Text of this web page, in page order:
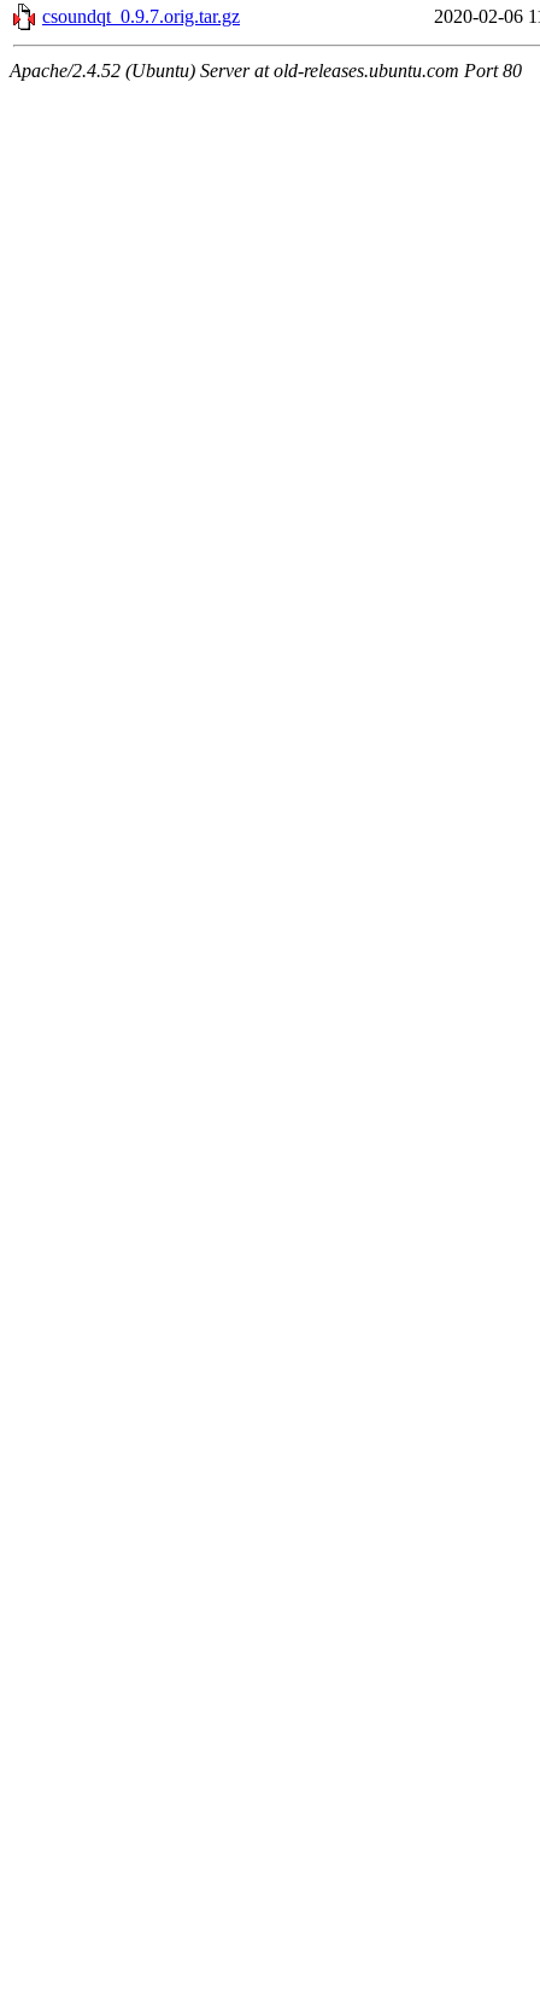
csoundqt_0.9.7.orig.tar.gz 2020-02-06
Apache/2.4.52 (Ubuntu) Server at old-releases.ubuntu.com Port 80